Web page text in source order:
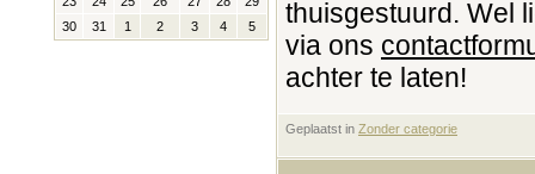
thuisgestuurd. Wel
via ons
achter te laten!
Geplaatst in Zonder categorie
30
31 1 2 3 4 5